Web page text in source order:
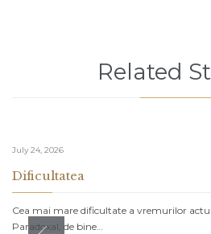
Related
July 24, 2026
Dificultatea
Cea mai mare dificultate a vremurilor
Paradoxal, de bine…